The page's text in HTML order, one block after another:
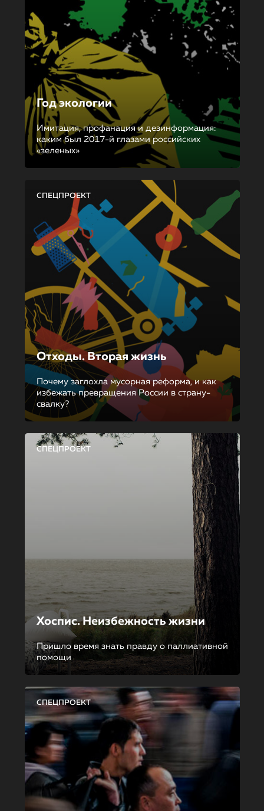
Год экологии
Имитация, профанация и дезинформация:
каким был 2017-й глазами российских
«зеленых»
СПЕЦПРОЕКТ
Отходы. Вторая жизнь
Почему заглохла мусорная реформа, и как
избежать превращения России в страну-
свалку?
СПЕЦПРОЕКТ
Хоспис. Неизбежность жизни
Пришло время знать правду о паллиативной
помощи
СПЕЦПРОЕКТ